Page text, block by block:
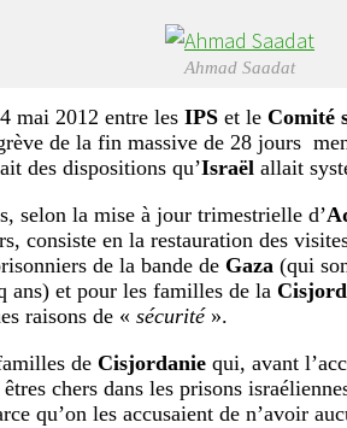
Ahmad Saadat
mai 2012 entre les IPS et le Comité
de la fin massive de 28 jours
des dispositions qu’Israël allait
selon la mise à jour trimestrielle d’
consiste en la restauration des
de la bande de Gaza (qui
ans) et pour les familles de la
raisons de « sécurité ».
de Cisjordanie qui, avant
chers dans les prisons
qu’on les accusaient de n’avoir